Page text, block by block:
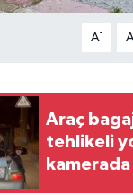
A- A
Araç
tehlikeli
kamerada